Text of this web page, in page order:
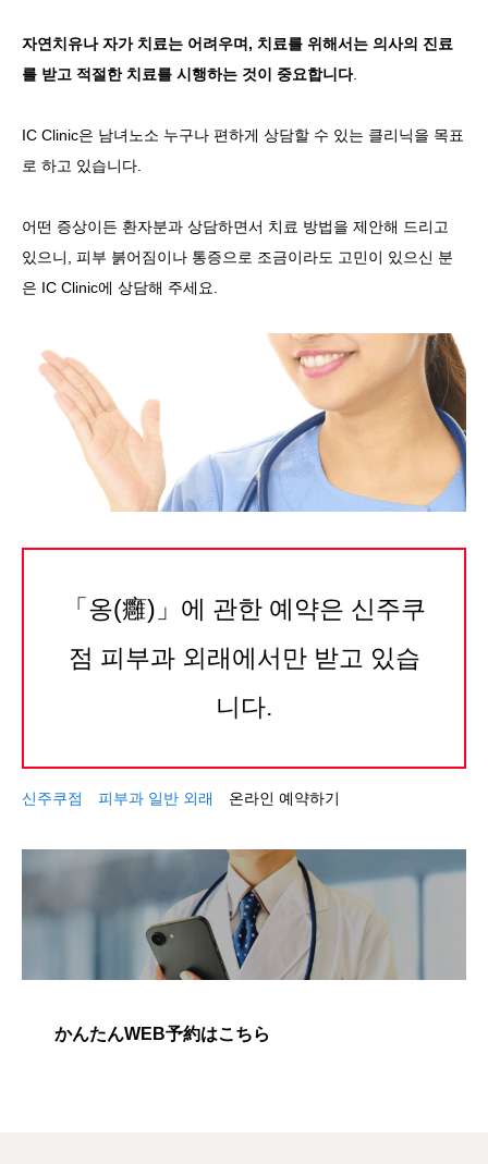
자연치유나 자가 치료는 어려우며, 치료를 위해서는 의사의 진료
를 받고 적절한 치료를 시행하는 것이 중요합니다.
IC Clinic은 남녀노소 누구나 편하게 상담할 수 있는 클리닉을 목표
로 하고 있습니다.
어떤 증상이든 환자분과 상담하면서 치료 방법을 제안해 드리고
있으니, 피부 붉어짐이나 통증으로 조금이라도 고민이 있으신 분
은 IC Clinic에 상담해 주세요.
「옹(癰)」에 관한 예약은 신주쿠
점 피부과 외래에서만 받고 있습
니다.
신주쿠점 피부과 일반 외래 온라인 예약하기
かんたんWEB予約はこちら